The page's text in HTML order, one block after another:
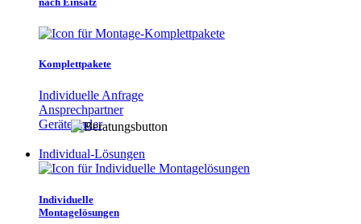
Komplettpakete
Individuelle Anfrage
Ansprechpartner
Gerätefinder
Individual-Lösungen
Individuelle
Montagelösungen